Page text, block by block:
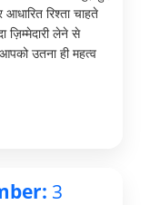
रिश्ता चाहते
ज़िम्मेदारी लेने से
उतना ही महत्व
3